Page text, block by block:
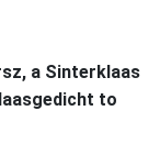
a Sinterklaas
to